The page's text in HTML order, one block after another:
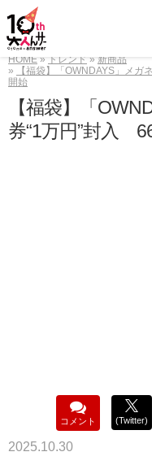
HOME トレンド
新商品
【福袋】「OWNDAYS」メ
開始
【福袋】「
券“1万円”封入
コメント (Twitter)
2025.10.30